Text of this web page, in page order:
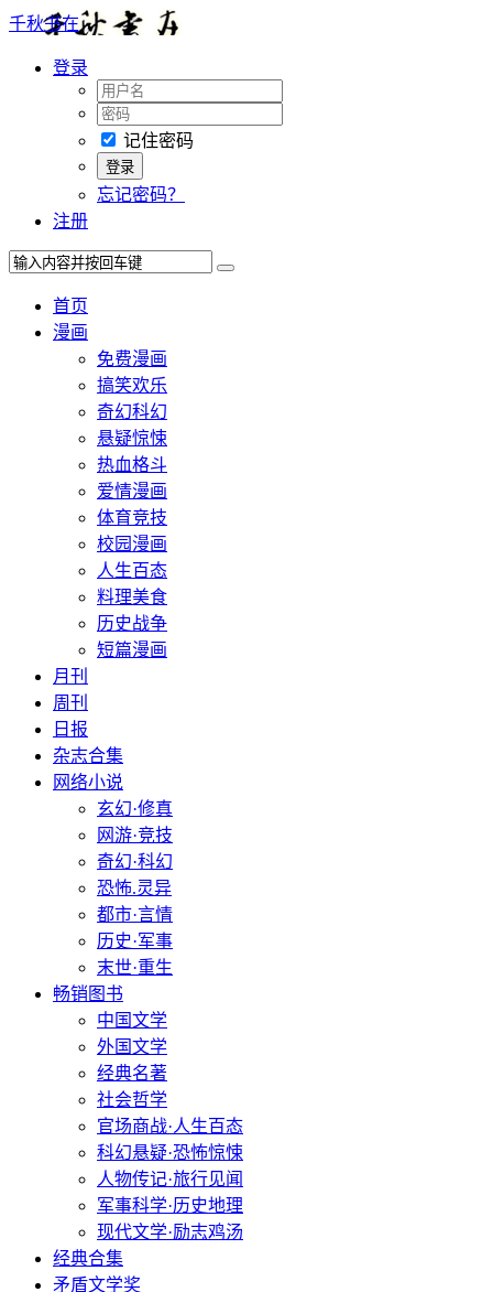
千秋书在
登录
记住密码
忘记密码？
注册
首页
漫画
免费漫画
搞笑欢乐
奇幻科幻
悬疑惊悚
热血格斗
爱情漫画
体育竞技
校园漫画
人生百态
料理美食
历史战争
短篇漫画
月刊
周刊
日报
杂志合集
网络小说
玄幻·修真
网游·竞技
奇幻·科幻
恐怖.灵异
都市·言情
历史·军事
末世·重生
畅销图书
中国文学
外国文学
经典名著
社会哲学
官场商战·人生百态
科幻悬疑·恐怖惊悚
人物传记·旅行见闻
军事科学·历史地理
现代文学·励志鸡汤
经典合集
矛盾文学奖